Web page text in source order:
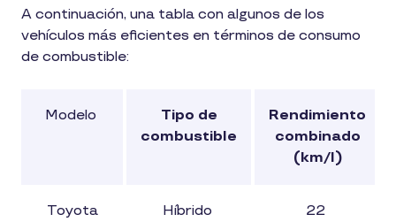
A continuación, una tabla con algunos de los
vehículos más eficientes en términos de consumo
de combustible:
Modelo
Tipo de
combustible
Rendimiento
combinado
(km/l)
Toyota
Híbrido 22